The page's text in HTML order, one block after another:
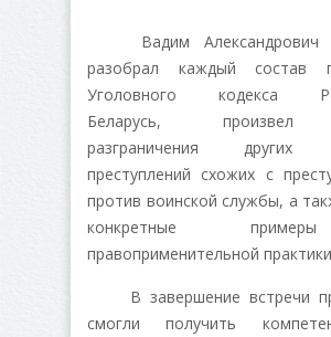
Вадим Александрович
разобрал каждый состав
Уголовного кодекса
Беларусь, произвел
разграничения других
преступлений схожих с
против воинской службы, а
конкретные
правоприменительной
В завершение встречи
смогли получить